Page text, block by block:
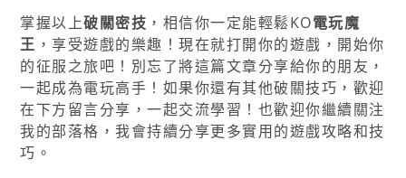
掌握以上破關密技 ，相信你一定能輕鬆KO電玩魔
王 ，享受遊戲的樂趣！現在就打開你的遊戲，開始你
的征服之旅吧！別忘了將這篇文章分享給你的朋友，
一起成為電玩高手！如果你還有其他破關技巧，歡迎
在下方留言分享，一起交流學習！也歡迎你繼續關注
我的部落格，我會持續分享更多實用的遊戲攻略和技
巧。